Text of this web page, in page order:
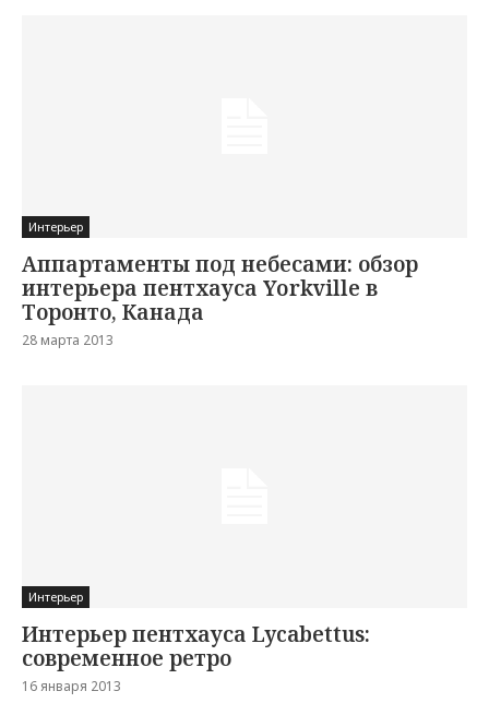
Интерьер
Аппартаменты под небесами: обзор
интерьера пентхауса Yorkville в
Торонто, Канада
28 марта 2013
Интерьер
Интерьер пентхауса Lycabettus:
современное ретро
16 января 2013